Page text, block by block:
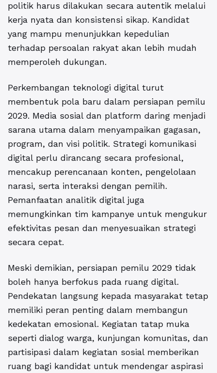
politik harus dilakukan secara autentik melalui
kerja nyata dan konsistensi sikap. Kandidat
yang mampu menunjukkan kepedulian
terhadap persoalan rakyat akan lebih mudah
memperoleh dukungan.
Perkembangan teknologi digital turut
membentuk pola baru dalam persiapan pemilu
2029. Media sosial dan platform daring menjadi
sarana utama dalam menyampaikan gagasan,
program, dan visi politik. Strategi komunikasi
digital perlu dirancang secara profesional,
mencakup perencanaan konten, pengelolaan
narasi, serta interaksi dengan pemilih.
Pemanfaatan analitik digital juga
memungkinkan tim kampanye untuk mengukur
efektivitas pesan dan menyesuaikan strategi
secara cepat.
Meski demikian, persiapan pemilu 2029 tidak
boleh hanya berfokus pada ruang digital.
Pendekatan langsung kepada masyarakat tetap
memiliki peran penting dalam membangun
kedekatan emosional. Kegiatan tatap muka
seperti dialog warga, kunjungan komunitas, dan
partisipasi dalam kegiatan sosial memberikan
ruang bagi kandidat untuk mendengar aspirasi